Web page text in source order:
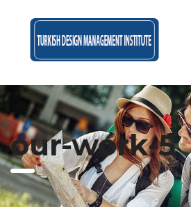
our-work-5